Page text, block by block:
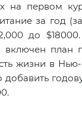
на первом
за год
до
план
жизни в